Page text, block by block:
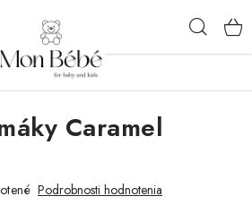
Caramel
Podrobnosti hodnotenia